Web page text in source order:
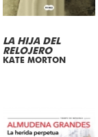
LA HIJA DEL
RELOJERO
KATE MORTON